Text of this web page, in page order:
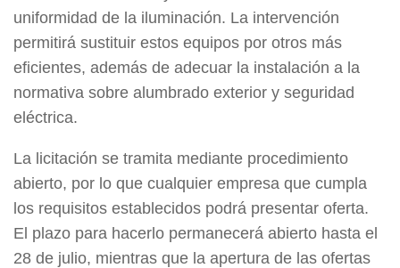
uniformidad de la iluminación. La intervención
permitirá sustituir estos equipos por otros más
eficientes, además de adecuar la instalación a la
normativa sobre alumbrado exterior y seguridad
eléctrica.
La licitación se tramita mediante procedimiento
abierto, por lo que cualquier empresa que cumpla
los requisitos establecidos podrá presentar oferta.
El plazo para hacerlo permanecerá abierto hasta el
28 de julio, mientras que la apertura de las ofertas